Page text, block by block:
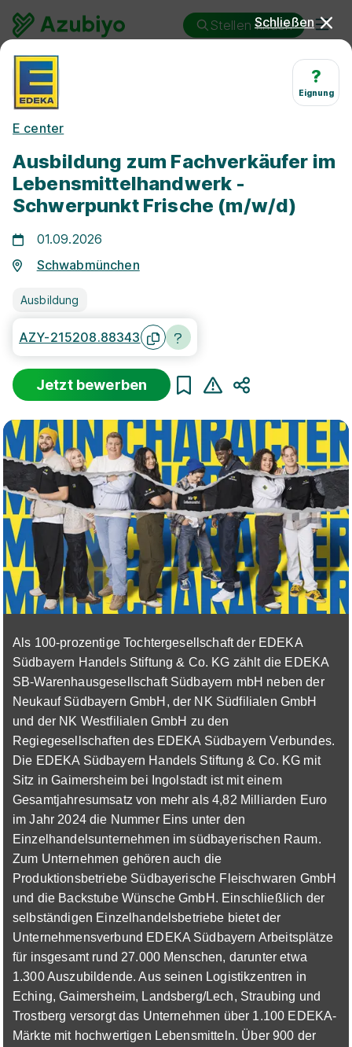
Stellen finden
Ausbildung
Fachverkäufer/in - Lebensmittelhandwerk
Ausbildung Fachverkäufer/in
- Lebensmittelhandwerk
Schwabmünchen
Freie Stellen finden
Sortierung Beginn Schulabschluss
Suche zurücksetzen
Infos zum Beruf Fachverkäufer im
Lebensmittelhandwerk
17 Ausbildungsplätze
Ausbildung zum Fachverkäufer im
Lebensmittelhandwerk - Schwerpunkt Frische
(m/w/d) E center
01.09.2026
86830 Schwabmünchen
Ausbildung zum Fachverkäufer im
Lebensmittelhandwerk - Schwerpunkt
Fleischerei E center
01.09.2026
86830 Schwabmünchen
Schließen
?
Eignung
E center
Ausbildung zum Fachverkäufer im
Lebensmittelhandwerk -
Schwerpunkt Frische (m/w/d)
01.09.2026
Schwabmünchen
Ausbildung
AZY-215208.88343
Jetzt bewerben
Als 100-prozentige Tochtergesellschaft der EDEKA
Südbayern Handels Stiftung & Co. KG zählt die EDEKA
SB-Warenhausgesellschaft Südbayern mbH neben der
Neukauf Südbayern GmbH, der NK Südfilialen GmbH
und der NK Westfilialen GmbH zu den
Regiegesellschaften des EDEKA Südbayern Verbundes.
Die EDEKA Südbayern Handels Stiftung & Co. KG mit
Sitz in Gaimersheim bei Ingolstadt ist mit einem
Gesamtjahresumsatz von mehr als 4,82 Milliarden Euro
im Jahr 2024 die Nummer Eins unter den
Einzelhandelsunternehmen im südbayerischen Raum.
Zum Unternehmen gehören auch die
Produktionsbetriebe Südbayerische Fleischwaren GmbH
und die Backstube Wünsche GmbH. Einschließlich der
selbständigen Einzelhandelsbetriebe bietet der
Unternehmensverbund EDEKA Südbayern Arbeitsplätze
für insgesamt rund 27.000 Menschen, darunter etwa
1.300 Auszubildende. Aus seinen Logistikzentren in
Eching, Gaimersheim, Landsberg/Lech, Straubing und
Trostberg versorgt das Unternehmen über 1.100 EDEKA-
Märkte mit hochwertigen Lebensmitteln. Über 900 der